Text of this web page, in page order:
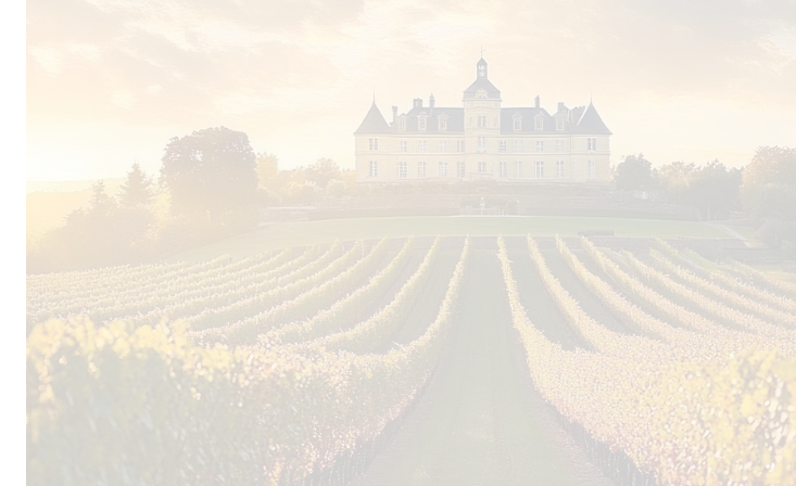
dominiert, ergänzt von den roten Grenache, Cinsault und Carignan sowie von
den weißen Viognier, Bourboulenc, Clairette, Roussanne und Grenache blanc.
Die Quintessenz desTerroirs
Um die spezifischen Eigenschaften der Weinberge in den Vordergrund zu
rücken, und um die natürliche Flora und Fauna rund um das Château La Verrerie
zu erhalten, hat die Familie Descours im Jahr 2010 beschlossen, die Produktion
vollständig auf biologischen Anbau umzustellen. Diese ökologische Philosophie
gestaltet die junge Önologen Valentine Tardieu-Vitali seit 2018 in den Reben und
im Weinkeller wesentlich mit: Um die jeweilige Quintessenz der verschiedenen
Terroirs im Geschmack zur Geltung zu bringen, widmet sie der Beobachtung der
einzelnen Weinberge große Aufmerksamkeit, nährt die Boden mit organischen
Düngern, kontrolliert stetig den Reifefortschritt der Trauben und vinifiziert alle
Traubenpartien parzellenweise, damit die Vielfalt der unterschiedlichen
Lagencharakteristika erhalten bleibt.